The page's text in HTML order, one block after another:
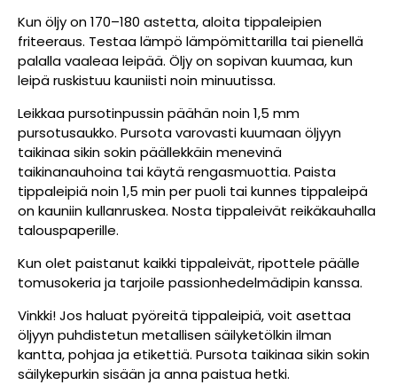
Kun öljy on 170–180 astetta, aloita tippaleipien
friteeraus. Testaa lämpö lämpömittarilla tai pienellä
palalla vaaleaa leipää. Öljy on sopivan kuumaa, kun
leipä ruskistuu kauniisti noin minuutissa.
Leikkaa pursotinpussin päähän noin 1,5 mm
pursotusaukko. Pursota varovasti kuumaan öljyyn
taikinaa sikin sokin päällekkäin menevinä
taikinanauhoina tai käytä rengasmuottia. Paista
tippaleipiä noin 1,5 min per puoli tai kunnes tippaleipä
on kauniin kullanruskea. Nosta tippaleivät reikäkauhalla
talouspaperille.
Kun olet paistanut kaikki tippaleivät, ripottele päälle
tomusokeria ja tarjoile passionhedelmädipin kanssa.
Vinkki! Jos haluat pyöreitä tippaleipiä, voit asettaa
öljyyn puhdistetun metallisen säilyketölkin ilman
kantta, pohjaa ja etikettiä. Pursota taikinaa sikin sokin
säilykepurkin sisään ja anna paistua hetki.